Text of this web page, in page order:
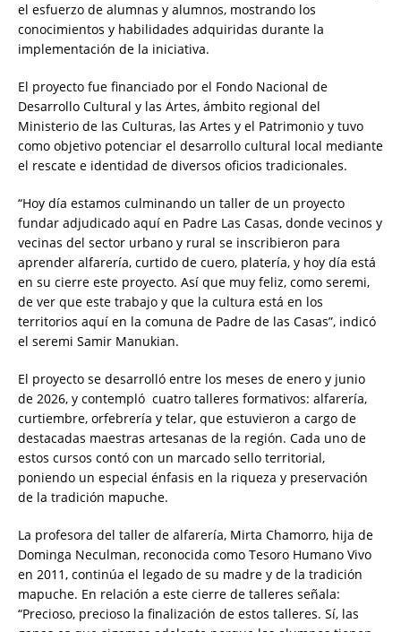
el esfuerzo de alumnas y alumnos, mostrando los
conocimientos y habilidades adquiridas durante la
implementación de la iniciativa.
El proyecto fue financiado por el Fondo Nacional de
Desarrollo Cultural y las Artes, ámbito regional del
Ministerio de las Culturas, las Artes y el Patrimonio y tuvo
como objetivo potenciar el desarrollo cultural local mediante
el rescate e identidad de diversos oficios tradicionales.
“Hoy día estamos culminando un taller de un proyecto
fundar adjudicado aquí en Padre Las Casas, donde vecinos y
vecinas del sector urbano y rural se inscribieron para
aprender alfarería, curtido de cuero, platería, y hoy día está
en su cierre este proyecto. Así que muy feliz, como seremi,
de ver que este trabajo y que la cultura está en los
territorios aquí en la comuna de Padre de las Casas”, indicó
el seremi Samir Manukian.
El proyecto se desarrolló entre los meses de enero y junio
de 2026, y contempló cuatro talleres formativos: alfarería,
curtiembre, orfebrería y telar, que estuvieron a cargo de
destacadas maestras artesanas de la región. Cada uno de
estos cursos contó con un marcado sello territorial,
poniendo un especial énfasis en la riqueza y preservación
de la tradición mapuche.
La profesora del taller de alfarería, Mirta Chamorro, hija de
Dominga Neculman, reconocida como Tesoro Humano Vivo
en 2011, continúa el legado de su madre y de la tradición
mapuche. En relación a este cierre de talleres señala:
“Precioso, precioso la finalización de estos talleres. Sí, las